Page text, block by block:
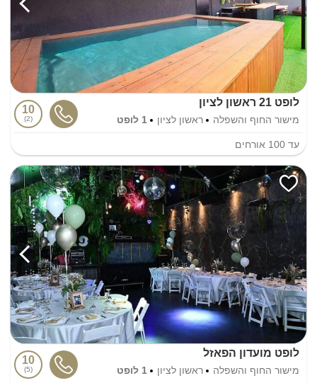
לופט 21 ראשון לציון
מישור החוף והשפלה ראשון לציון 1 לופט
10
2
עד 100 אורחים
לופט מועדון הפאזל
מישור החוף והשפלה ראשון לציון 1 לופט
10
5